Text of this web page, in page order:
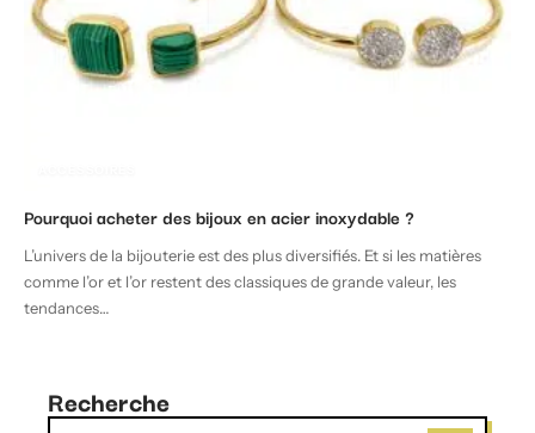
Pourquoi acheter des bijoux en acier inoxydable ?
L’univers de la bijouterie est des plus diversifiés. Et si les matières
comme l’or et l’or restent des classiques de grande valeur, les
tendances…
Recherche